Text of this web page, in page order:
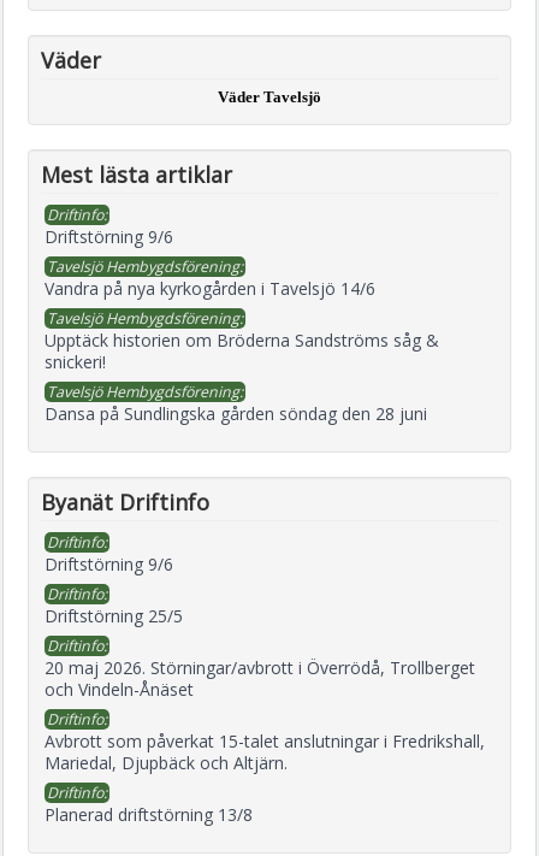
Väder
Väder Tavelsjö
Mest lästa artiklar
Driftinfo:
Driftstörning 9/6
Tavelsjö Hembygdsförening:
Vandra på nya kyrkogården i Tavelsjö 14/6
Tavelsjö Hembygdsförening:
Upptäck historien om Bröderna Sandströms såg &
snickeri!
Tavelsjö Hembygdsförening:
Dansa på Sundlingska gården söndag den 28 juni
Byanät Driftinfo
Driftinfo:
Driftstörning 9/6
Driftinfo:
Driftstörning 25/5
Driftinfo:
20 maj 2026. Störningar/avbrott i Överrödå, Trollberget
och Vindeln-Ånäset
Driftinfo:
Avbrott som påverkat 15-talet anslutningar i Fredrikshall,
Mariedal, Djupbäck och Altjärn.
Driftinfo:
Planerad driftstörning 13/8